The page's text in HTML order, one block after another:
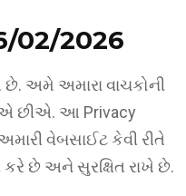
02/2026
અમે અમારા વાચકોની
છીએ. આ Privacy
વેબસાઈટ કેવી રીતે
છે અને સુરક્ષિત રાખે છે.